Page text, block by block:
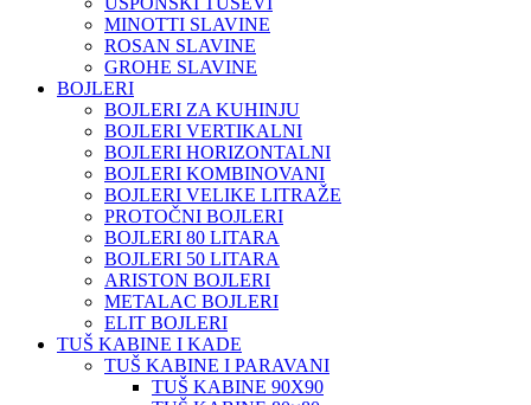
MINOTTI SLAVINE
ROSAN SLAVINE
GROHE SLAVINE
BOJLERI
BOJLERI ZA KUHINJU
BOJLERI VERTIKALNI
BOJLERI HORIZONTALNI
BOJLERI KOMBINOVANI
BOJLERI VELIKE LITRAŽE
PROTOČNI BOJLERI
BOJLERI 80 LITARA
BOJLERI 50 LITARA
ARISTON BOJLERI
METALAC BOJLERI
ELIT BOJLERI
TUŠ KABINE I KADE
TUŠ KABINE I PARAVANI
TUŠ KABINE 90X90